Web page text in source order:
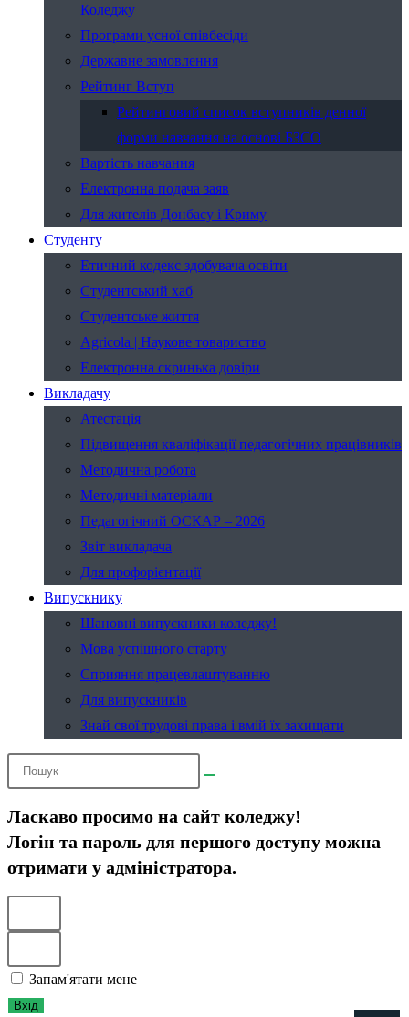
Коледжу
Програми усної співбесіди
Державне замовлення
Рейтинг Вступ
Рейтинговий список вступників денної
форми навчання на основі БЗСО
Вартість навчання
Електронна подача заяв
Для жителів Донбасу і Криму
Студенту
Етичний кодекс здобувача освіти
Студентський хаб
Студентське життя
Agricola | Наукове товариство
Електронна скринька довіри
Викладачу
Атестація
Підвищення кваліфікації педагогічних працівників
Методична робота
Методичні матеріали
Педагогічний ОСКАР – 2026
Звіт викладача
Для профорієнтації
Випускнику
Шановні випускники коледжу!
Мова успішного старту
Сприяння працевлаштуванню
Для випускників
Знай свої трудові права і вмій їх захищати
Ласкаво просимо на сайт коледжу!
Логін та пароль для першого доступу можна
отримати у адміністратора.
Запам'ятати мене
Вхід